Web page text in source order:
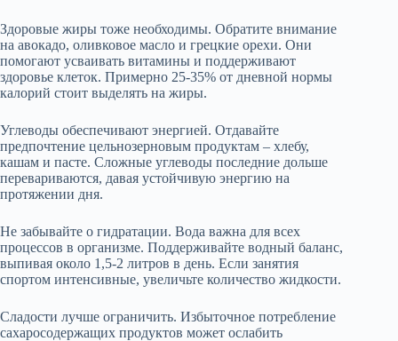
Здоровые жиры тоже необходимы. Обратите внимание
на авокадо, оливковое масло и грецкие орехи. Они
помогают усваивать витамины и поддерживают
здоровье клеток. Примерно 25-35% от дневной нормы
калорий стоит выделять на жиры.
Углеводы обеспечивают энергией. Отдавайте
предпочтение цельнозерновым продуктам – хлебу,
кашам и пасте. Сложные углеводы последние дольше
перевариваются, давая устойчивую энергию на
протяжении дня.
Не забывайте о гидратации. Вода важна для всех
процессов в организме. Поддерживайте водный баланс,
выпивая около 1,5-2 литров в день. Если занятия
спортом интенсивные, увеличьте количество жидкости.
Сладости лучше ограничить. Избыточное потребление
сахаросодержащих продуктов может ослабить